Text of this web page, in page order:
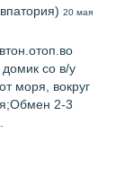
20 мая
домик со в/у
моря, вокруг
2-3